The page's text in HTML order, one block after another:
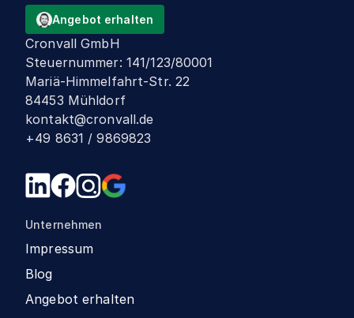
Angebot erhalten
Cronvall GmbH
Steuernummer: 141/123/80001
Mariä-Himmelfahrt-Str. 22
84453 Mühldorf
kontakt@cronvall.de
+49 8631 / 9869823
Unternehmen
Impressum
Blog
Angebot erhalten